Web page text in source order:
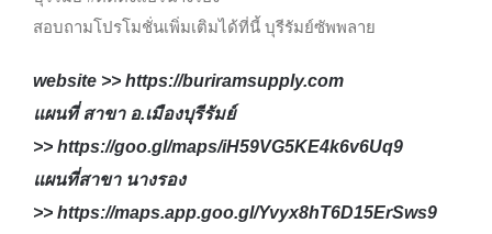
สอบถามโปรโมชั่นเพิ่มเติมได้ที่นี้ บุรีรัมย์ซัพพลาย
website >> https://buriramsupply.com
แผนที่ สาขา อ.เมืองบุรีรัมย์
>> https://goo.gl/maps/iH59VG5KE4k6v6Uq9
แผนที่สาขา นางรอง
>> https://maps.app.goo.gl/Yvyx8hT6D15ErSws9